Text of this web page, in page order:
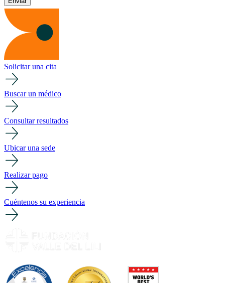
Solicitar una cita
Buscar un médico
Consultar resultados
Ubicar una sede
Realizar pago
Cuéntenos su experiencia